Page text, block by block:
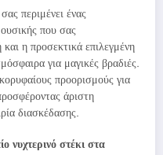
περιμένει ένας
που σας
η προσεκτικά επιλεγμένη
για μαγικές βραδιές.
προορισμούς για
άριστη
διασκέδασης.
στέκι στα